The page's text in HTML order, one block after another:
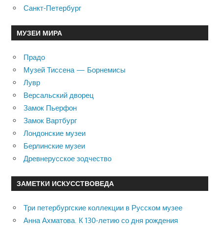
Санкт-Петербург
МУЗЕИ МИРА
Прадо
Музей Тиссена — Борнемисы
Лувр
Версальский дворец
Замок Пьерфон
Замок Вартбург
Лондонские музеи
Берлинские музеи
Древнерусское зодчество
ЗАМЕТКИ ИСКУССТВОВЕДА
Три петербургские коллекции в Русском музее
Анна Ахматова. К 130-летию со дня рождения